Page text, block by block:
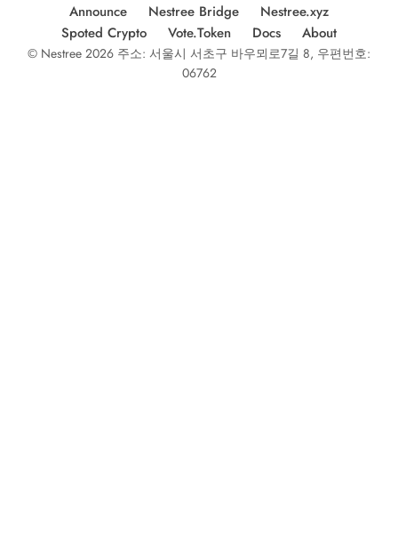
Announce Nestree Bridge
Nestree.xyz
Spoted Crypto
Vote.Token Docs About
© Nestree 2026 주소: 서울시 서초구 바우뫼로7길 8, 우편번호:
06762